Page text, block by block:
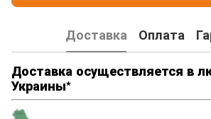
Доставка Оплата
Доставка осуществляется в
Украины*